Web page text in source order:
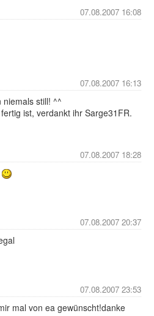
07.08.2007 16:08
07.08.2007 16:13
niemals still! ^^
ist, verdankt ihr Sarge31FR.
07.08.2007 18:28
07.08.2007 20:37
07.08.2007 23:53
mal von ea gewünscht!danke